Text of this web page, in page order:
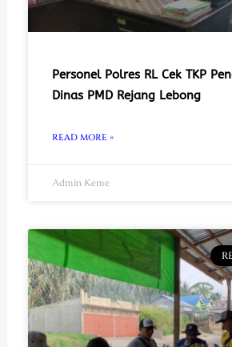
Personel Polres RL Cek TKP
Dinas PMD Rejang Lebong
READ MORE »
Admin Keme